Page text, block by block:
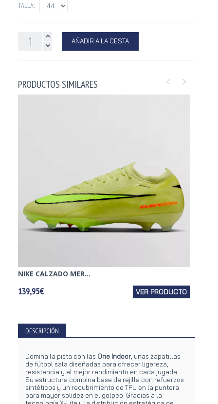
TALLA:
AÑADIR A LA CESTA
PRODUCTOS SIMILARES
NIKE CALZADO MER...
139,95€ VER PRODUCTO
DESCRIPCIÓN
Domina la pista con las One Indoor , unas zapatillas
de fútbol sala diseñadas para ofrecer ligereza,
resistencia y el mejor rendimiento en cada jugada.
Su estructura combina base de rejilla con refuerzos
sintéticos y un recubrimiento de TPU en la puntera
para mayor solidez en el golpeo. Gracias a la